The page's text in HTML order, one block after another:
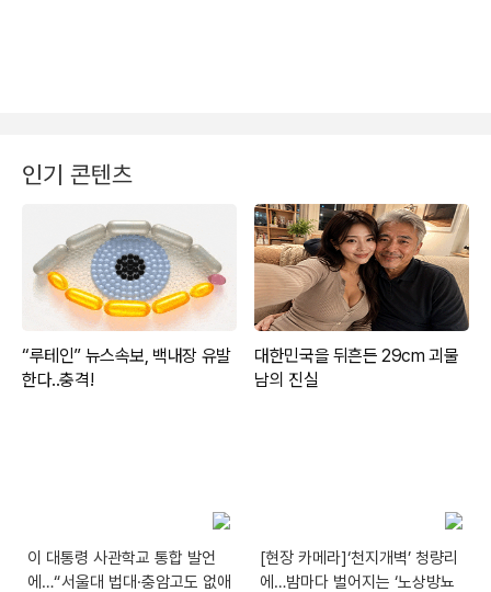
인기 콘텐츠
이 대통령 사관학교 통합 발언
에…“서울대 법대·충암고도 없애
[현장 카메라]‘천지개벽’ 청량리
에…밤마다 벌어지는 ‘노상방뇨